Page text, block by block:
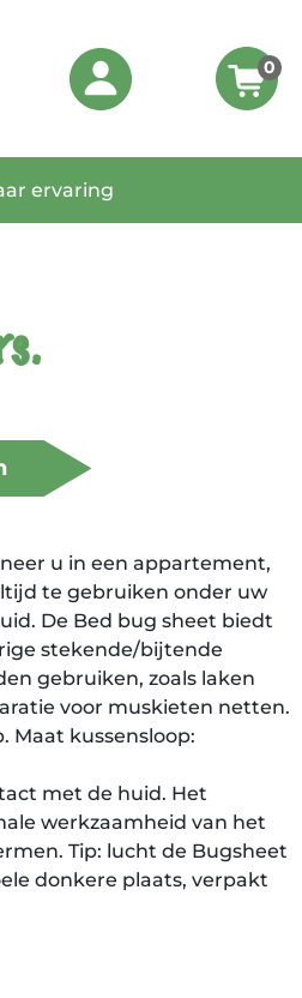
0
ervaring
u in een appartement,
te gebruiken onder uw
De Bed bug sheet biedt
stekende/bijtende
gebruiken, zoals laken
voor muskieten netten.
Maat kussensloop:
met de huid. Het
werkzaamheid van het
Tip: lucht de Bugsheet
donkere plaats, verpakt